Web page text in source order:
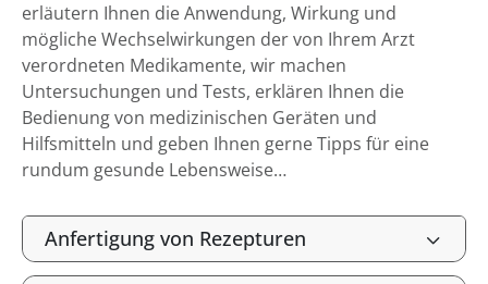
erläutern Ihnen die Anwendung, Wirkung und
mögliche Wechselwirkungen der von Ihrem Arzt
verordneten Medikamente, wir machen
Untersuchungen und Tests, erklären Ihnen die
Bedienung von medizinischen Geräten und
Hilfsmitteln und geben Ihnen gerne Tipps für eine
rundum gesunde Lebensweise…
Anfertigung von Rezepturen